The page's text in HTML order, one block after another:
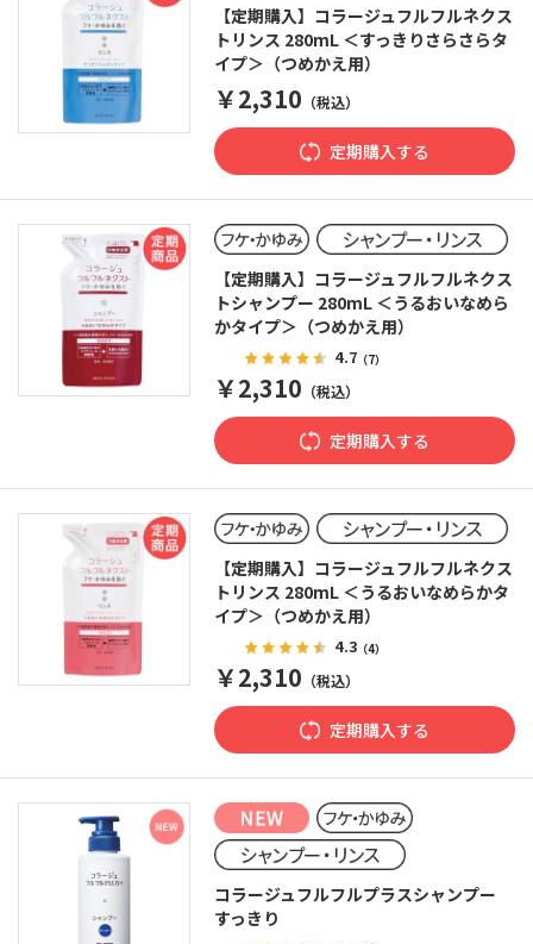
【定期購入】コラージュフルフルネクス
トリンス 280mL ＜すっきりさらさらタ
イプ＞（つめかえ用）
￥2,310 （税込）
定期購入する
【定期購入】コラージュフルフルネクス
トシャンプー 280mL ＜うるおいなめら
かタイプ＞（つめかえ用）
4.7（7）
￥2,310 （税込）
定期購入する
【定期購入】コラージュフルフルネクス
トリンス 280mL ＜うるおいなめらかタ
イプ＞（つめかえ用）
4.3（4）
￥2,310 （税込）
定期購入する
コラージュフルフルプラスシャンプー
すっきり